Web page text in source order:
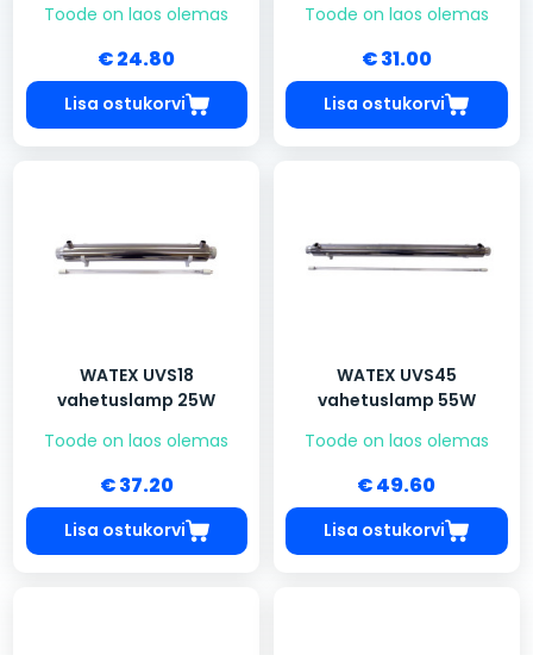
Toode on laos olemas
€ 24.80
Lisa ostukorvi
Toode on laos olemas
€ 31.00
Lisa ostukorvi
WATEX UVS18
vahetuslamp 25W
Toode on laos olemas
€ 37.20
Lisa ostukorvi
WATEX UVS45
vahetuslamp 55W
Toode on laos olemas
€ 49.60
Lisa ostukorvi